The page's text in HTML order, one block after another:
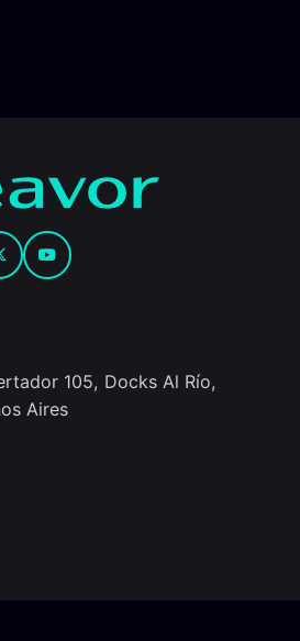
105, Docks Al Río,
Aires